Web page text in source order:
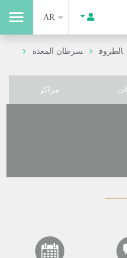
AR
الظروف سرطان المعدة
مراكز